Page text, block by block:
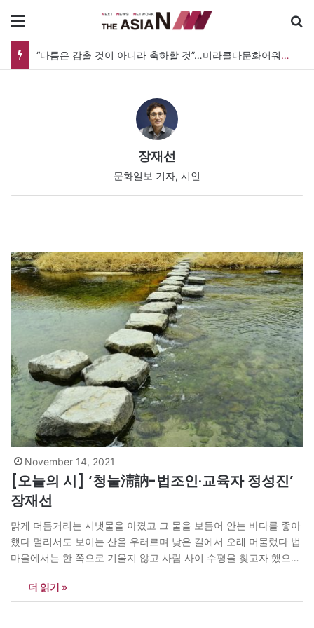
“다름은 감출 것이 아니라 축하할 것”…미라클다문화어워드가 그리는 ‘공존’의 미래
장재선
문화일보 기자, 시인
November 14, 2021
[오늘의 시] ‘청눌淸訥-법조인·교육자 정성진’
장재선
맑게 더듬거리는 시냇물을 아꼈고 그 물을 보듬어 안는 바다를 좋아
했다 멀리서도 보이는 산을 우러르며 낮은 길에서 오래 머물렀다 법
마을에서는 한 쪽으로 기울지 않고 사람 사이 수평을 찾고자 했으며
면 했다 길에서 물러나 스스로를 지킬 때 아무 것도 원하지 않고…
더 읽기 »